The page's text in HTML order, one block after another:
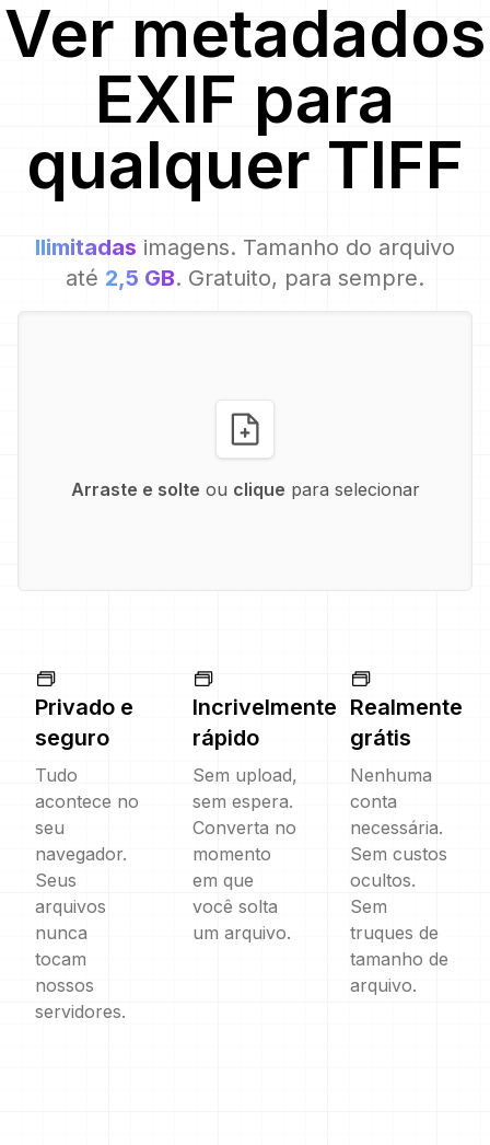
Ver metadados
EXIF para
qualquer TIFF
Ilimitadas imagens. Tamanho do arquivo
até 2,5 GB. Gratuito, para sempre.
Arraste e solte ou clique para selecionar
Privado e
seguro
Tudo
acontece no
seu
navegador.
Seus
arquivos
nunca
tocam
nossos
servidores.
Incrivelmente
rápido
Sem upload,
sem espera.
Converta no
momento
em que
você solta
um arquivo.
Realmente
grátis
Nenhuma
conta
necessária.
Sem custos
ocultos.
Sem
truques de
tamanho de
arquivo.